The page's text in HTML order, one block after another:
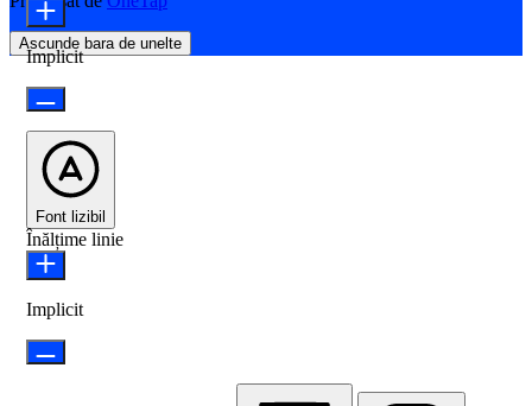
Ascunde bara de unelte
Implicit
Font lizibil
Înălțime linie
Implicit